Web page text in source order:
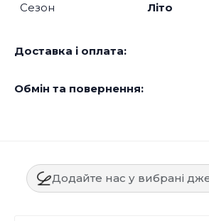
Сезон
Літо
Доставка і оплата:
Обмін та повернення:
Додайте нас у вибрані